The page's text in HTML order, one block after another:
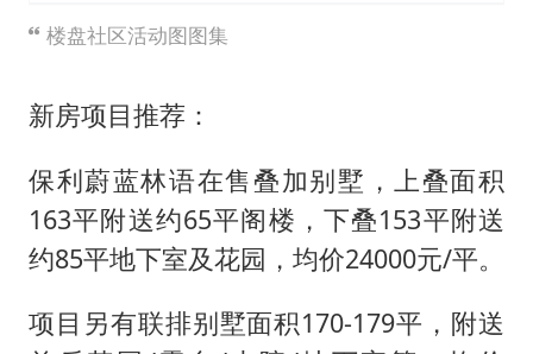
楼盘社区活动图图集
新房项目推荐：
保利蔚蓝林语在售叠加别墅，上叠面积
163平附送约65平阁楼，下叠153平附送
约85平地下室及花园，均价24000元/平。
项目另有联排别墅面积170-179平，附送